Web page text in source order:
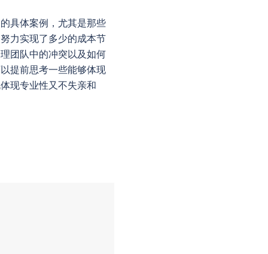
具体案例，尤其是那些
力实现了多少的成本节
团队中的冲突以及如何
提前思考一些能够体现
现专业性又不失亲和